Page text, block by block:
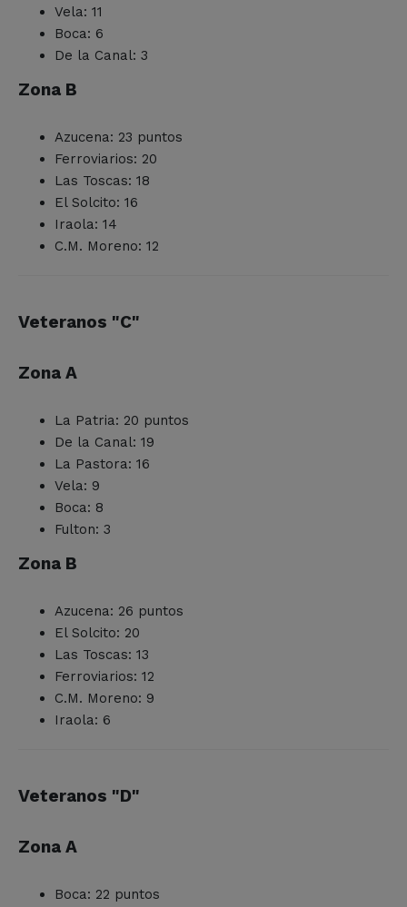
Vela: 11
Boca: 6
De la Canal: 3
Zona B
Azucena: 23 puntos
Ferroviarios: 20
Las Toscas: 18
El Solcito: 16
Iraola: 14
C.M. Moreno: 12
Veteranos "C"
Zona A
La Patria: 20 puntos
De la Canal: 19
La Pastora: 16
Vela: 9
Boca: 8
Fulton: 3
Zona B
Azucena: 26 puntos
El Solcito: 20
Las Toscas: 13
Ferroviarios: 12
C.M. Moreno: 9
Iraola: 6
Veteranos "D"
Zona A
Boca: 22 puntos